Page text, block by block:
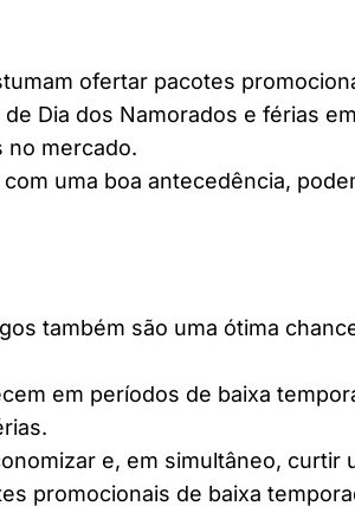
ofertar pacotes
Dia dos Namorados e férias
no mercado.
uma boa antecedência,
também são uma ótima
em períodos de baixa
e, em simultâneo, curtir
promocionais de baixa